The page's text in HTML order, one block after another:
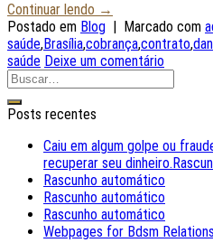
Continuar lendo →
Postado em Blog Marcado com
saúde,Brasília,cobrança,contrato,
saúde Deixe um comentário
Posts recentes
Caiu em algum golpe ou
recuperar seu
Rascunho automático
Rascunho automático
Rascunho automático
Webpages for Bdsm